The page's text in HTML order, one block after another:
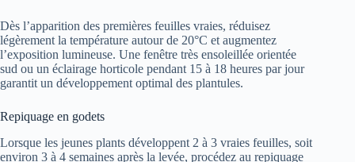
Dès l’apparition des premières feuilles vraies, réduisez
légèrement la température autour de 20°C et augmentez
l’exposition lumineuse. Une fenêtre très ensoleillée orientée
sud ou un éclairage horticole pendant 15 à 18 heures par jour
garantit un développement optimal des plantules.
Repiquage en godets
Lorsque les jeunes plants développent 2 à 3 vraies feuilles, soit
environ 3 à 4 semaines après la levée, procédez au repiquage